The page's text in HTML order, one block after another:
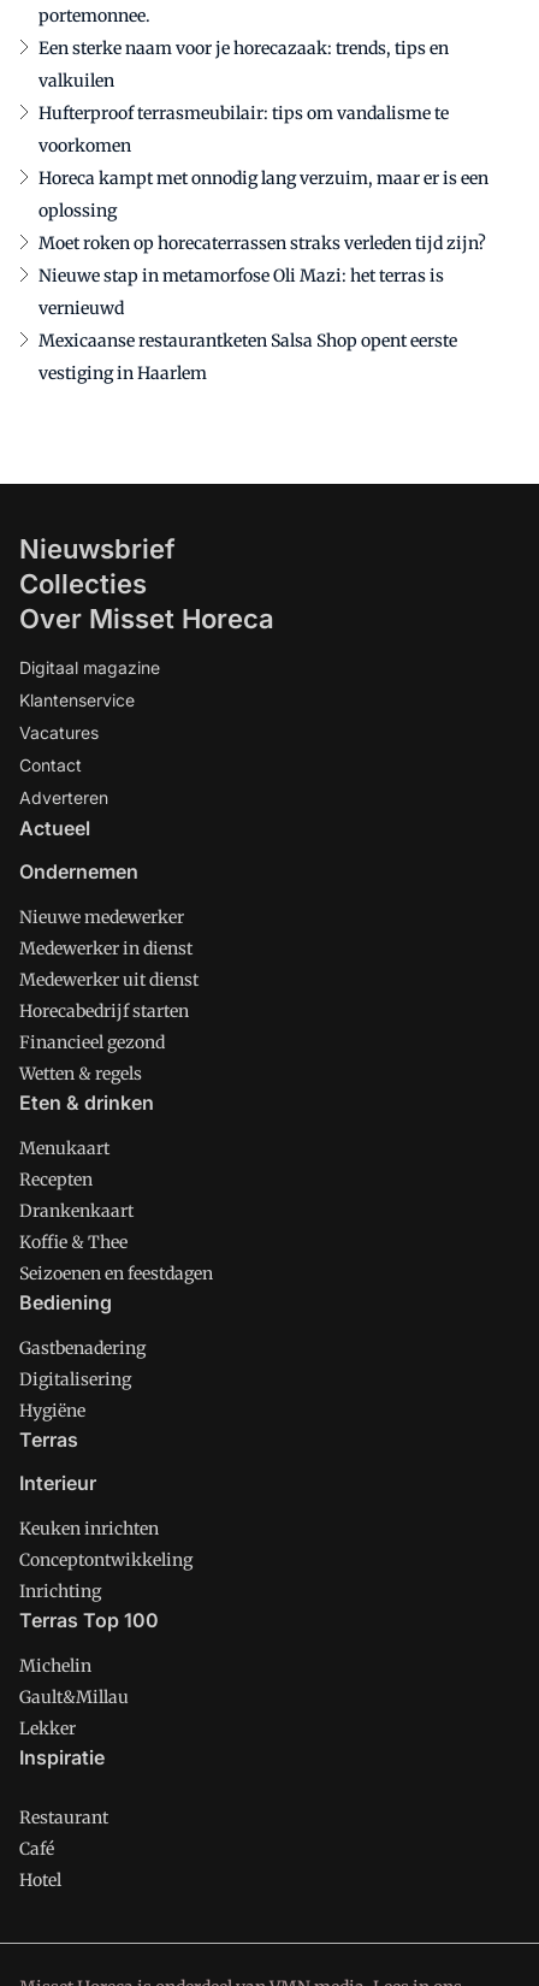
portemonnee.
Een sterke naam voor je horecazaak: trends, tips en
valkuilen
Hufterproof terrasmeubilair: tips om vandalisme te
voorkomen
Horeca kampt met onnodig lang verzuim, maar er is een
oplossing
Moet roken op horecaterrassen straks verleden tijd zijn?
Nieuwe stap in metamorfose Oli Mazi: het terras is
vernieuwd
Mexicaanse restaurantketen Salsa Shop opent eerste
vestiging in Haarlem
Nieuwsbrief
Collecties
Over Misset Horeca
Digitaal magazine
Klantenservice
Vacatures
Contact
Adverteren
Actueel
Ondernemen
Nieuwe medewerker
Medewerker in dienst
Medewerker uit dienst
Horecabedrijf starten
Financieel gezond
Wetten & regels
Eten & drinken
Menukaart
Recepten
Drankenkaart
Koffie & Thee
Seizoenen en feestdagen
Bediening
Gastbenadering
Digitalisering
Hygiëne
Terras
Interieur
Keuken inrichten
Conceptontwikkeling
Inrichting
Terras Top 100
Michelin
Gault&Millau
Lekker
Inspiratie
Restaurant
Café
Hotel